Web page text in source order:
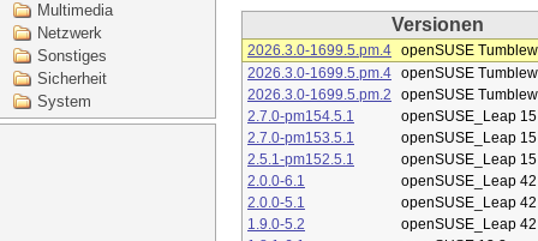
Multimedia
Netzwerk
Sonstiges
Sicherheit
System
Versionen
2026.3.0-1699.5.pm.4 openSUSE
2026.3.0-1699.5.pm.4 openSUSE
2026.3.0-1699.5.pm.2
openSUSE
2.7.0-pm154.5.1
openSUSE_Leap
2.7.0-pm153.5.1
openSUSE_Leap
2.5.1-pm152.5.1
openSUSE_Leap
2.0.0-6.1
openSUSE_Leap
2.0.0-5.1
openSUSE_Leap
1.9.0-5.2
openSUSE_Leap